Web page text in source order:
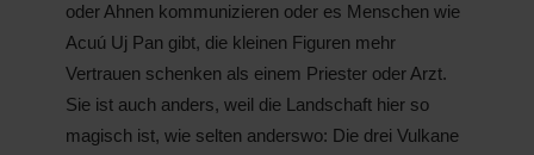
oder Ahnen kommunizieren oder es Menschen wie
Acuú Uj Pan gibt, die kleinen Figuren mehr
Vertrauen schenken als einem Priester oder Arzt.
Sie ist auch anders, weil die Landschaft hier so
magisch ist, wie selten anderswo: Die drei Vulkane